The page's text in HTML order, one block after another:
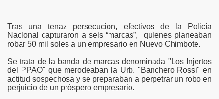
Tras una tenaz persecución, efectivos de la Policía
Nacional capturaron a seis “marcas”, quienes planeaban
robar 50 mil soles a un empresario en Nuevo Chimbote.
Se trata de la banda de marcas denominada "Los Injertos
del PPAO" que merodeaban la Urb. "Banchero Rossi" en
actitud sospechosa y se preparaban a perpetrar un robo en
perjuicio de un próspero empresario.
VALORIZADOS EN MEDIO MILLON DE SOLES
en EEUU